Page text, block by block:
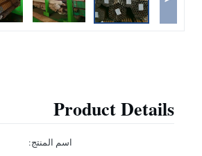
Product Details
اسم المنتج: